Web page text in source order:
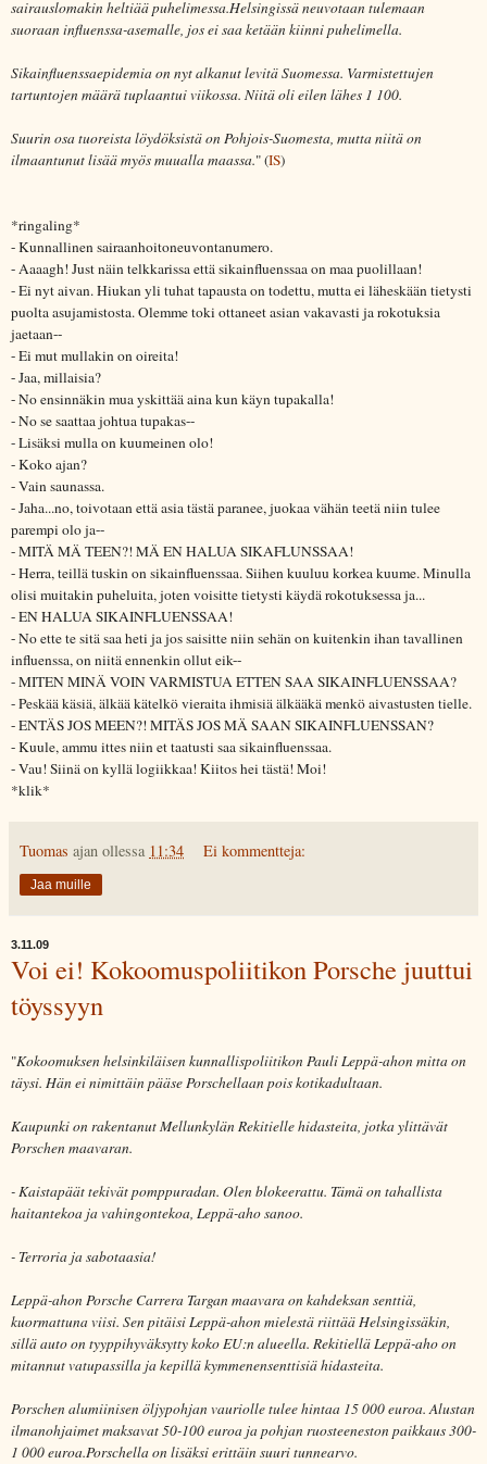
sairauslomakin heltiää puhelimessa.Helsingissä neuvotaan tulemaan
suoraan influenssa-asemalle, jos ei saa ketään kiinni puhelimella.
Sikainfluenssaepidemia on nyt alkanut levitä Suomessa. Varmistettujen
tartuntojen määrä tuplaantui viikossa. Niitä oli eilen lähes 1 100.
Suurin osa tuoreista löydöksistä on Pohjois-Suomesta, mutta niitä on
ilmaantunut lisää myös muualla maassa." (IS)
*ringaling*
- Kunnallinen sairaanhoitoneuvontanumero.
- Aaaagh! Just näin telkkarissa että sikainfluenssaa on maa puolillaan!
- Ei nyt aivan. Hiukan yli tuhat tapausta on todettu, mutta ei läheskään tietysti
puolta asujamistosta. Olemme toki ottaneet asian vakavasti ja rokotuksia
jaetaan--
- Ei mut mullakin on oireita!
- Jaa, millaisia?
- No ensinnäkin mua yskittää aina kun käyn tupakalla!
- No se saattaa johtua tupakas--
- Lisäksi mulla on kuumeinen olo!
- Koko ajan?
- Vain saunassa.
- Jaha...no, toivotaan että asia tästä paranee, juokaa vähän teetä niin tulee
parempi olo ja--
- MITÄ MÄ TEEN?! MÄ EN HALUA SIKAFLUNSSAA!
- Herra, teillä tuskin on sikainfluenssaa. Siihen kuuluu korkea kuume. Minulla
olisi muitakin puheluita, joten voisitte tietysti käydä rokotuksessa ja...
- EN HALUA SIKAINFLUENSSAA!
- No ette te sitä saa heti ja jos saisitte niin sehän on kuitenkin ihan tavallinen
influenssa, on niitä ennenkin ollut eik--
- MITEN MINÄ VOIN VARMISTUA ETTEN SAA SIKAINFLUENSSAA?
- Peskää käsiä, älkää kätelkö vieraita ihmisiä älkääkä menkö aivastusten tielle.
- ENTÄS JOS MEEN?! MITÄS JOS MÄ SAAN SIKAINFLUENSSAN?
- Kuule, ammu ittes niin et taatusti saa sikainfluenssaa.
- Vau! Siinä on kyllä logiikkaa! Kiitos hei tästä! Moi!
*klik*
Tuomas ajan ollessa 11:34 Ei kommentteja:
Jaa muille
3.11.09
Voi ei! Kokoomuspoliitikon Porsche juuttui
töyssyyn
"Kokoomuksen helsinkiläisen kunnallispoliitikon Pauli Leppä-ahon mitta on
täysi. Hän ei nimittäin pääse Porschellaan pois kotikadultaan.
Kaupunki on rakentanut Mellunkylän Rekitielle hidasteita, jotka ylittävät
Porschen maavaran.
- Kaistapäät tekivät pomppuradan. Olen blokeerattu. Tämä on tahallista
haitantekoa ja vahingontekoa, Leppä-aho sanoo.
- Terroria ja sabotaasia!
Leppä-ahon Porsche Carrera Targan maavara on kahdeksan senttiä,
kuormattuna viisi. Sen pitäisi Leppä-ahon mielestä riittää Helsingissäkin,
sillä auto on tyyppihyväksytty koko EU:n alueella. Rekitiellä Leppä-aho on
mitannut vatupassilla ja kepillä kymmenensenttisiä hidasteita.
Porschen alumiinisen öljypohjan vauriolle tulee hintaa 15 000 euroa. Alustan
ilmanohjaimet maksavat 50-100 euroa ja pohjan ruosteeneston paikkaus 300-
1 000 euroa.Porschella on lisäksi erittäin suuri tunnearvo.